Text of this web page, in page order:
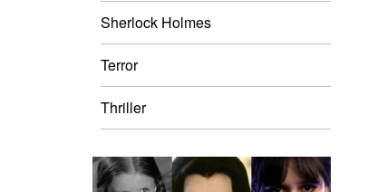
Sherlock Holmes
Terror
Thriller